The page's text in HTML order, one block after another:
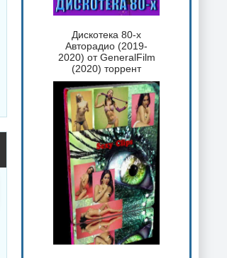
Дискотека 80-х
Авторадио (2019-
2020) от GeneralFilm
(2020) торрент